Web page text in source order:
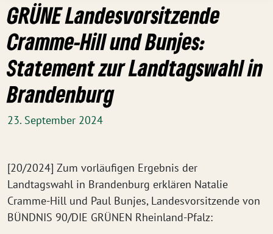
GRÜNE Landesvorsitzende
Cramme-Hill und Bunjes:
Statement zur Landtagswahl in
Brandenburg
23. September 2024
[20/2024] Zum vorläufigen Ergebnis der
Landtagswahl in Brandenburg erklären Natalie
Cramme-Hill und Paul Bunjes, Landesvorsitzende von
BÜNDNIS 90/DIE GRÜNEN Rheinland-Pfalz: